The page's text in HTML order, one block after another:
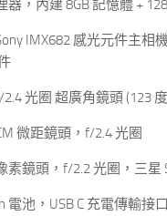
器，內建 8GB 記憶體 +
IMX682 感光元件主相
光圈 超廣角鏡頭 (123
微距鏡頭，f/2.4 光圈
素鏡頭，f/2.2 光圈，三星
電池，USB C 充電傳輸接